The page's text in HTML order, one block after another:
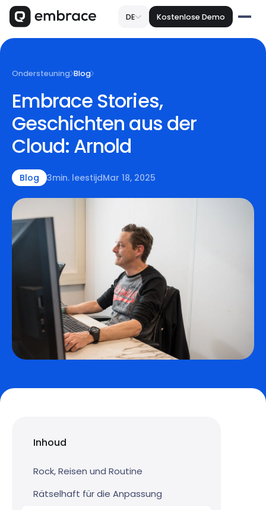
DE Kostenlose Demo
Ondersteuning Blog
Embrace Stories,
Geschichten aus der
Cloud: Arnold
Blog 3min. leestijdMar 18, 2025
Inhoud
Rock, Reisen und Routine
Rätselhaft für die Anpassung